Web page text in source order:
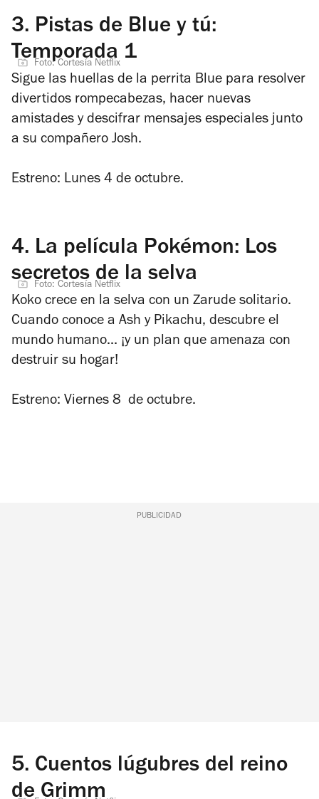
3. Pistas de Blue y tú:
Temporada 1
Foto: Cortesía Netflix
Sigue las huellas de la perrita Blue para resolver
divertidos rompecabezas, hacer nuevas
amistades y descifrar mensajes especiales junto
a su compañero Josh.
Estreno: Lunes 4 de octubre.
4. La película Pokémon: Los
secretos de la selva
Foto: Cortesía Netflix
Koko crece en la selva con un Zarude solitario.
Cuando conoce a Ash y Pikachu, descubre el
mundo humano... ¡y un plan que amenaza con
destruir su hogar!
Estreno: Viernes 8 de octubre.
PUBLICIDAD
5. Cuentos lúgubres del reino
de Grimm